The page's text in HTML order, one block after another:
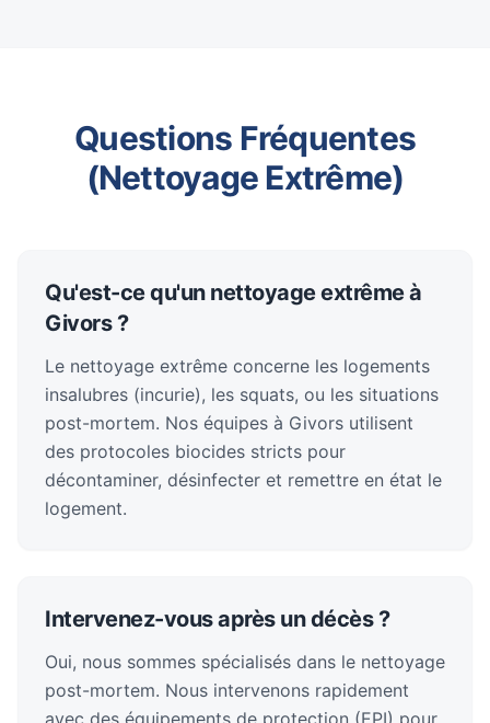
Questions Fréquentes
(Nettoyage Extrême)
Qu'est-ce qu'un nettoyage extrême à
Givors ?
Le nettoyage extrême concerne les logements
insalubres (incurie), les squats, ou les situations
post-mortem. Nos équipes à Givors utilisent
des protocoles biocides stricts pour
décontaminer, désinfecter et remettre en état le
logement.
Intervenez-vous après un décès ?
Oui, nous sommes spécialisés dans le nettoyage
post-mortem. Nous intervenons rapidement
avec des équipements de protection (EPI) pour